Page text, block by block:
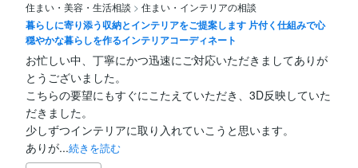
住まい・美容・生活相談 > 住まい・インテリアの相談
暮らしに寄り添う収納とインテリアをご提案します 片付く仕組みで心
穏やかな暮らしを作るインテリアコーディネート
お忙しい中、丁寧にかつ迅速にご対応いただきましてありが
とうございました。
こちらの要望にもすぐにこたえていただき、3D反映していた
だきました。
少しずつインテリアに取り入れていこうと思います。
ありが...続きを読む